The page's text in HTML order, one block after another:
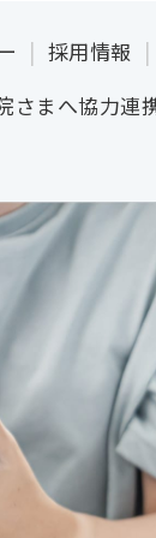
採用情報
さまへ協力連